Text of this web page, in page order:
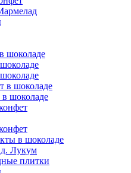
шоколаде
в шоколаде
шоколаде
в шоколаде
Лукум
плитки